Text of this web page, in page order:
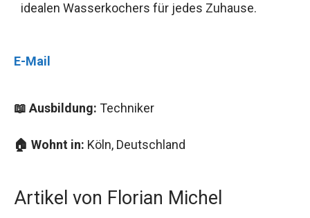
idealen Wasserkochers für jedes Zuhause.
E-Mail
📖 Ausbildung: Techniker
🏠 Wohnt in: Köln, Deutschland
Artikel von Florian Michel